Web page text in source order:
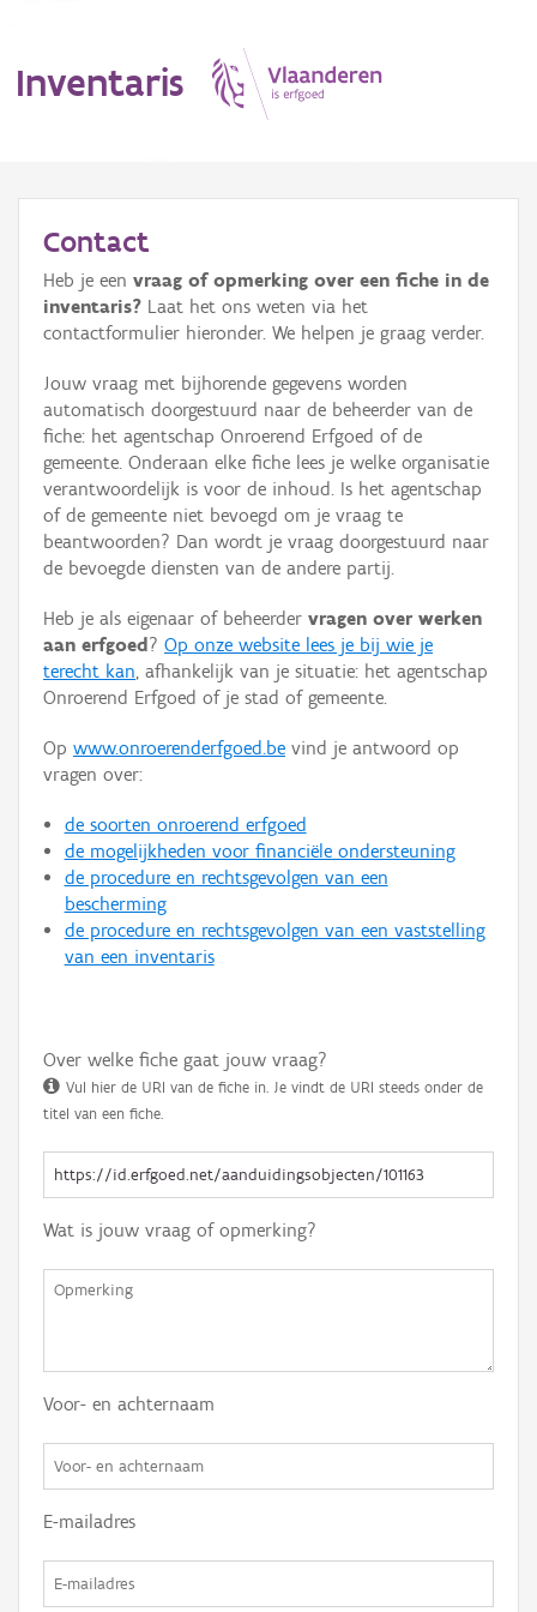
Inventaris
Erfgoedobject
Aanduidingsobject
Waarneming
Thema
Gebeurtenis
Persoon of collectief
Hergebruik
Aanmelden
Contact
Heb je een vraag of opmerking over een fiche in de
inventaris? Laat het ons weten via het
contactformulier hieronder. We helpen je graag verder.
Jouw vraag met bijhorende gegevens worden
automatisch doorgestuurd naar de beheerder van de
fiche: het agentschap Onroerend Erfgoed of de
gemeente. Onderaan elke fiche lees je welke organisatie
verantwoordelijk is voor de inhoud. Is het agentschap
of de gemeente niet bevoegd om je vraag te
beantwoorden? Dan wordt je vraag doorgestuurd naar
de bevoegde diensten van de andere partij.
Heb je als eigenaar of beheerder vragen over werken
aan erfgoed ? Op onze website lees je bij wie je
terecht kan, afhankelijk van je situatie: het agentschap
Onroerend Erfgoed of je stad of gemeente.
Op www.onroerenderfgoed.be vind je antwoord op
vragen over:
de soorten onroerend erfgoed
de mogelijkheden voor financiële ondersteuning
de procedure en rechtsgevolgen van een
bescherming
de procedure en rechtsgevolgen van een vaststelling
van een inventaris
Over welke fiche gaat jouw vraag?
Vul hier de URI van de fiche in. Je vindt de URI steeds onder de
titel van een fiche.
Wat is jouw vraag of opmerking?
Voor- en achternaam
E-mailadres